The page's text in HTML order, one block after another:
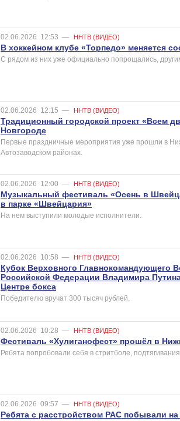
02.06.2026 12:53 — ННТВ (ВИДЕО)
В хоккейном клубе «Торпедо» меняется
С рядом из них уже официально попрощались,
02.06.2026 12:15 — ННТВ (ВИДЕО)
Традиционный городской проект «Всем
Новгороде
Первые праздничные мероприятия уже прошли в
Автозаводском районах.
02.06.2026 12:00 — ННТВ (ВИДЕО)
Музыкальный фестиваль «Осень в
в парке «Швейцария»
На нем выступили молодые исполнители.
02.06.2026 10:58 — ННТВ (ВИДЕО)
Кубок Верховного Главнокомандующего
Российской Федерации Владимира
Центре бокса
Победителю вручат 300 тысяч рублей.
02.06.2026 10:28 — ННТВ (ВИДЕО)
Фестиваль «Хулиганофест» прошёл в
Ребята попробовали себя в стритболе,
02.06.2026 09:57 — ННТВ (ВИДЕО)
Ребята с расстройством РАС побывали